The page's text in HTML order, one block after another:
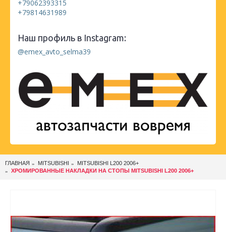
+79062393315
+79814631989
Наш профиль в Instagram:
@emex_avto_selma39
ГЛАВНАЯ MITSUBISHI
MITSUBISHI L200 2006+
ХРОМИРОВАННЫЕ НАКЛАДКИ НА СТОПЫ MITSUBISHI L200 2006+